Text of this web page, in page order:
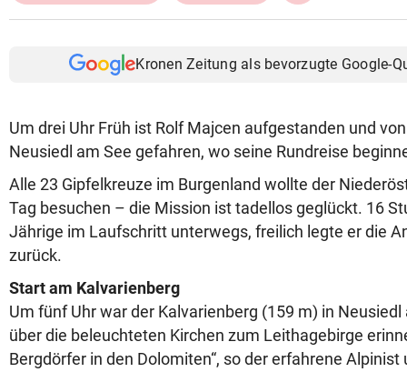
Kronen Zeitung als bevorzugte Google-
Um drei Uhr Früh ist Rolf Majcen aufgestanden und
Neusiedl am See gefahren, wo seine Rundreise
Alle 23 Gipfelkreuze im Burgenland wollte der
Tag besuchen – die Mission ist tadellos geglückt. 16
Jährige im Laufschritt unterwegs, freilich legte er die
zurück.
Start am Kalvarienberg
Um fünf Uhr war der Kalvarienberg (159 m) in Neusiedl
über die beleuchteten Kirchen zum Leithagebirge
Bergdörfer in den Dolomiten“, so der erfahrene Alpinist